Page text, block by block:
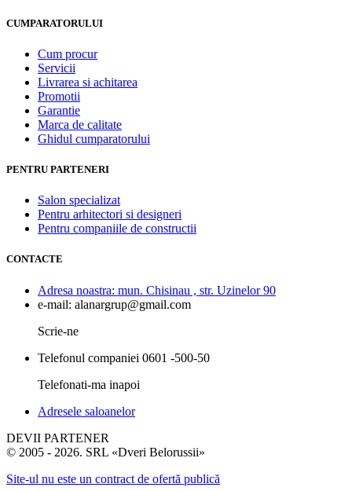
CUMPARATORULUI
Cum procur
Servicii
Livrarea si achitarea
Promotii
Garantie
Marca de calitate
Ghidul cumparatorului
PENTRU PARTENERI
Salon specializat
Pentru arhitectori si designeri
Pentru companiile de constructii
CONTACTE
Adresa noastra: mun. Chisinau , str. Uzinelor 90
e-mail: alanargrup@gmail.com
Scrie-ne
Telefonul companiei 0601 -500-50
Telefonati-ma inapoi
Adresele saloanelor
DEVII PARTENER
© 2005 - 2026. SRL «Dveri Belorussii»
Site-ul nu este un contract de ofertă publică